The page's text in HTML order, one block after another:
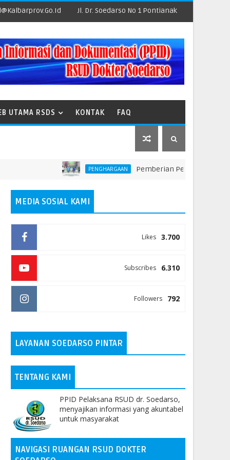
Jl. Dr. Soedarso No 1 Pontianak
UTAMA RSDS KONTAK FAQ
PENGHARGAAN Pemberian Penghargaan kepada
MEDIA SOSIAL KAMI
3.700
Likes
6.310
Subscribes
792
Followers
LAYANAN SOEDARSO PINTAR
TENTANG KAMI
PPID Pelaksana RSUD dr. Soedarso,
menyajikan informasi yang akuntabel
untuk masyarakat
NAVIGASI RUANGAN RSUD DOKTER